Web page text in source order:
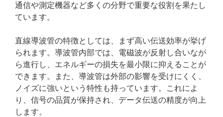
通信や測定機器など多くの分野で重要な役割を果たし
ています。
直線導波管の特徴としては、まず高い伝送効率が挙げ
られます。導波管内部では、電磁波が反射し合いなが
ら進行し、エネルギーの損失を最小限に抑えることが
できます。また、導波管は外部の影響を受けにくく、
ノイズに強いという特性も持っています。これによ
り、信号の品質が保持され、データ伝送の精度が向上
します。